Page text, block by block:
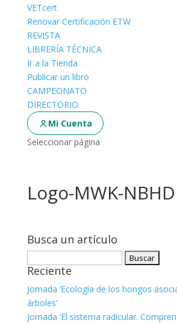
VETcert
Renovar Certificación ETW
REVISTA
LIBRERÍA TÉCNICA
Ir a la Tienda
Publicar un libro
CAMPEONATO
DIRECTORIO
Mi Cuenta
Seleccionar página
Logo-MWK-NBHD
Busca un artículo
Reciente
Jornada ‘Ecología de los hongos
árboles’
Jornada ‘El sistema radicular.